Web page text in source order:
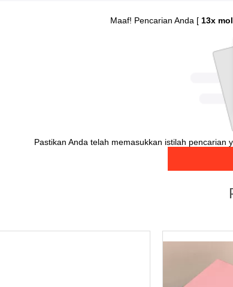
Maaf! Pencarian Anda [ 13x
Pastikan Anda telah memasukkan istilah